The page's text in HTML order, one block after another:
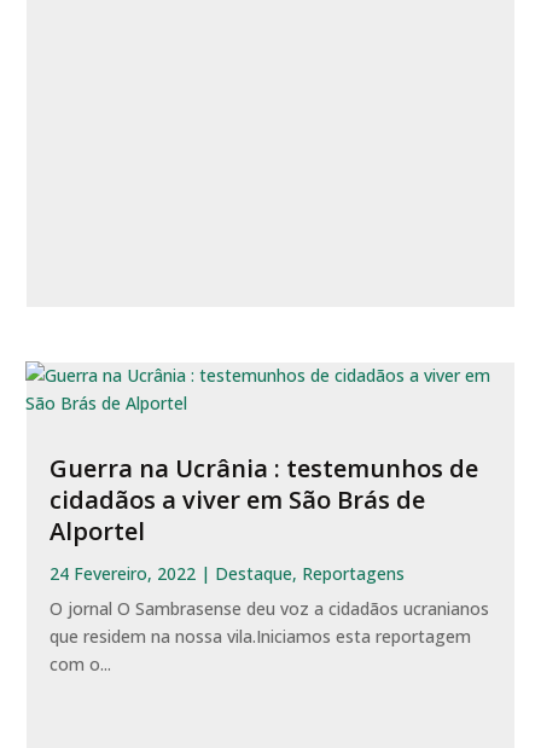
Guerra na Ucrânia : testemunhos de
cidadãos a viver em São Brás de
Alportel
24 Fevereiro, 2022 | Destaque, Reportagens
O jornal O Sambrasense deu voz a cidadãos ucranianos
que residem na nossa vila.Iniciamos esta reportagem
com o...